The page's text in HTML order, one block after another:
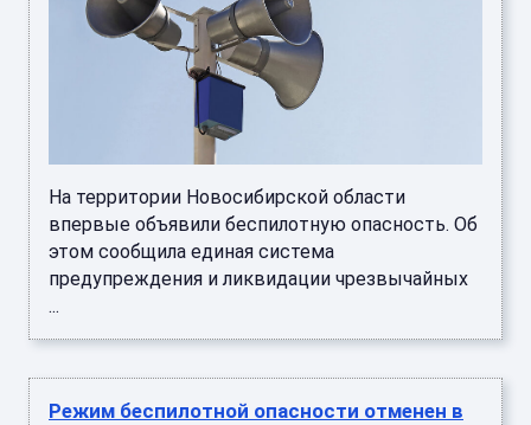
На территории Новосибирской области
впервые объявили беспилотную опасность. Об
этом сообщила единая система
предупреждения и ликвидации чрезвычайных
...
Режим беспилотной опасности отменен в